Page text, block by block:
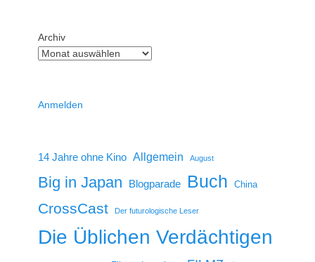
Archiv
Anmelden
14 Jahre ohne Kino Allgemein August
Big in Japan Blogparade Buch China
CrossCast Der futurologische Leser
Die Üblichen Verdächtigen